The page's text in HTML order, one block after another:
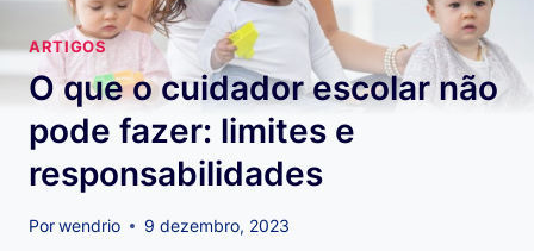
ARTIGOS
O que o cuidador escolar não
pode fazer: limites e
responsabilidades
Porwendrio 9 dezembro, 2023